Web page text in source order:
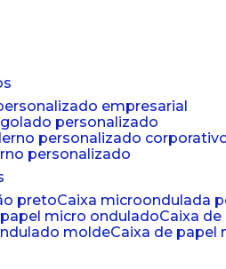
empresarial
personalizado
personalizado
personalizado
preto
caixa microondulada
papel micro ondulado
caixa
molde
caixa de